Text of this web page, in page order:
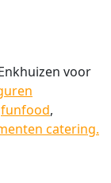
voor
funfood,
catering.